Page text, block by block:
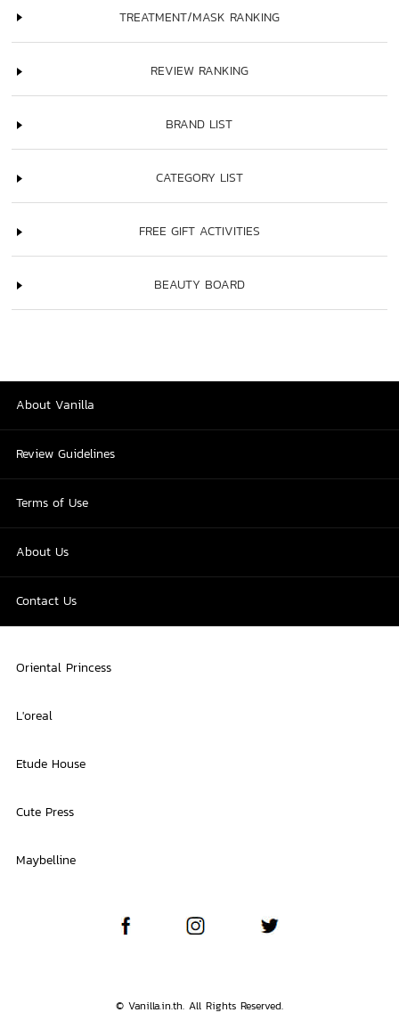
TREATMENT/MASK RANKING
REVIEW RANKING
BRAND LIST
CATEGORY LIST
FREE GIFT ACTIVITIES
BEAUTY BOARD
About Vanilla
Review Guidelines
Terms of Use
About Us
Contact Us
Oriental Princess
L'oreal
Etude House
Cute Press
Maybelline
© Vanilla.in.th. All Rights Reserved.